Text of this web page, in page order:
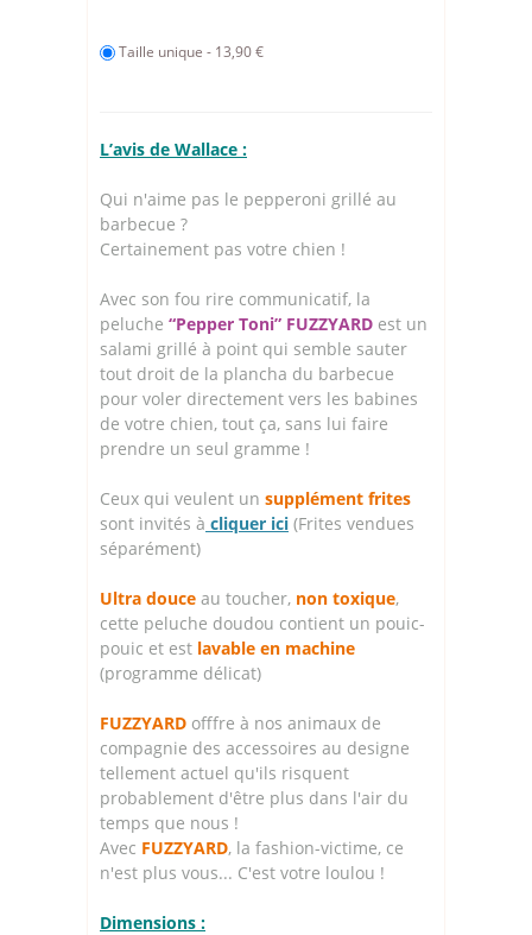
Taille unique - 13,90 €
L’avis de Wallace :
Qui n'aime pas le pepperoni grillé au
barbecue ?
Certainement pas votre chien !
Avec son fou rire communicatif, la
peluche “Pepper Toni” FUZZYARD est un
salami grillé à point qui semble sauter
tout droit de la plancha du barbecue
pour voler directement vers les babines
de votre chien, tout ça, sans lui faire
prendre un seul gramme !
Ceux qui veulent un supplément frites
sont invités à cliquer ici (Frites vendues
séparément)
Ultra douce au toucher, non toxique,
cette peluche doudou contient un pouic-
pouic et est lavable en machine
(programme délicat)
FUZZYARD offfre à nos animaux de
compagnie des accessoires au designe
tellement actuel qu'ils risquent
probablement d'être plus dans l'air du
temps que nous !
Avec FUZZYARD, la fashion-victime, ce
n'est plus vous... C'est votre loulou !
Dimensions :